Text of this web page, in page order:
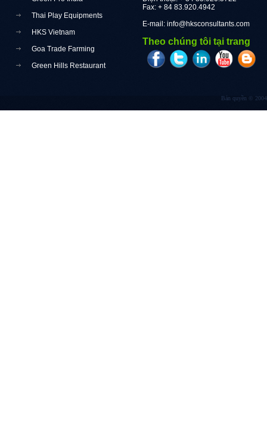
Thai Play Equipments
HKS Vietnam
Goa Trade Farming
Green Hills Restaurant
Fax: + 84 83.920.4942
E-mail: info@hksconsultants.com
Theo chúng tôi tại trang
Bản quyền ©